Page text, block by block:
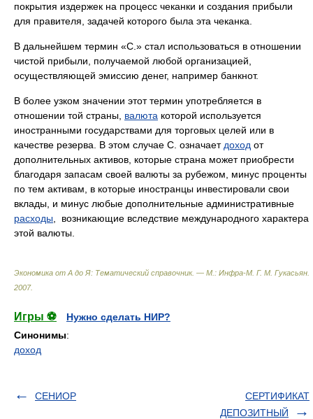
покрытия издержек на процесс чеканки и создания прибыли
для правителя, задачей которого была эта чеканка.
В дальнейшем термин «С.» стал использоваться в отношении
чистой прибыли, получаемой любой организацией,
осуществляющей эмиссию денег, например банкнот.
В более узком значении этот термин употребляется в
отношении той страны, валюта которой используется
иностранными государствами для торговых целей или в
качестве резерва. В этом случае С. означает доход от
дополнительных активов, которые страна может приобрести
благодаря запасам своей валюты за рубежом, минус проценты
по тем активам, в которые иностранцы инвестировали свои
вклады, и минус любые дополнительные административные
расходы , возникающие вследствие международного характера
этой валюты.
Экономика от А до Я: Тематический справочник. — М.: Инфра-М Г. М. Гукасьян
2007.
Игры ⚽
Нужно сделать НИР?
Синонимы:
доход
СЕНИОР
СЕРТИФИКАТ
ДЕПОЗИТНЫЙ